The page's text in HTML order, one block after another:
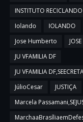
INSTITUTO
Iolando
IOLANDO
Jose Humberto
JU VFAMILIA DF
JU VFAMILIA
JúlioCesar
JUSTIÇA
Marcela